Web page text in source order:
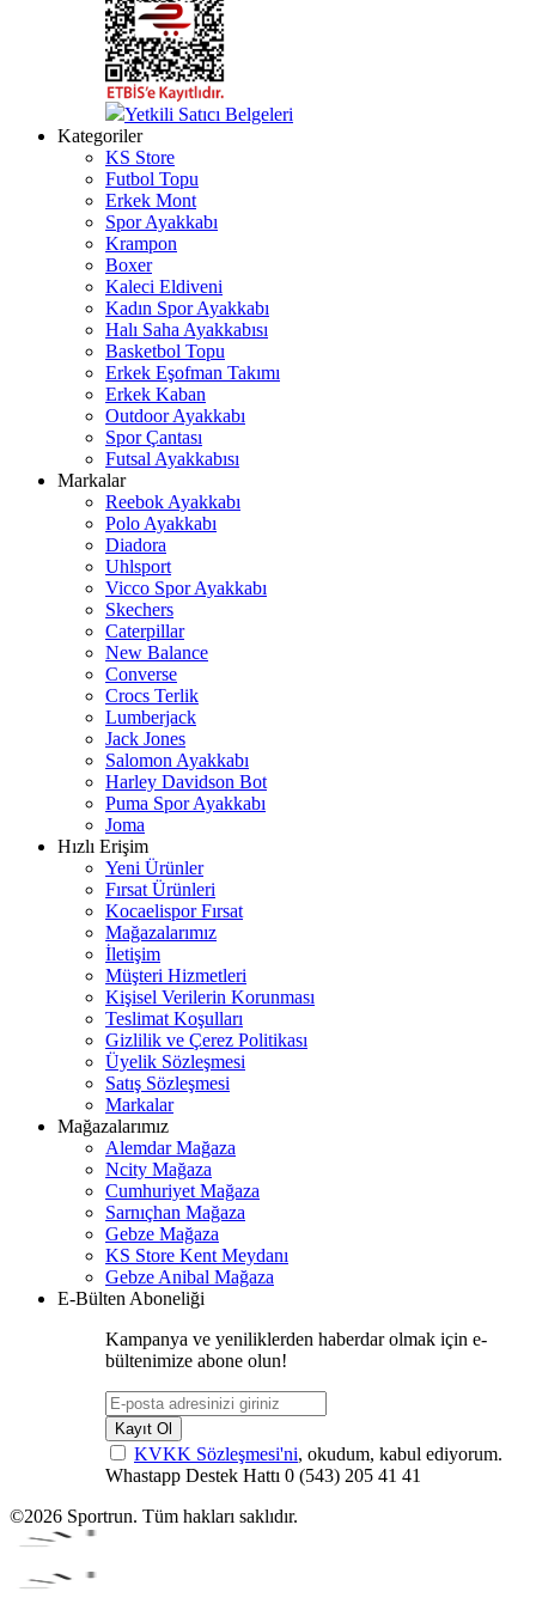
Yetkili Satıcı Belgeleri
Kategoriler
KS Store
Futbol Topu
Erkek Mont
Spor Ayakkabı
Krampon
Boxer
Kaleci Eldiveni
Kadın Spor Ayakkabı
Halı Saha Ayakkabısı
Basketbol Topu
Erkek Eşofman Takımı
Erkek Kaban
Outdoor Ayakkabı
Spor Çantası
Futsal Ayakkabısı
Markalar
Reebok Ayakkabı
Polo Ayakkabı
Diadora
Uhlsport
Vicco Spor Ayakkabı
Skechers
Caterpillar
New Balance
Converse
Crocs Terlik
Lumberjack
Jack Jones
Salomon Ayakkabı
Harley Davidson Bot
Puma Spor Ayakkabı
Joma
Hızlı Erişim
Yeni Ürünler
Fırsat Ürünleri
Kocaelispor Fırsat
Mağazalarımız
İletişim
Müşteri Hizmetleri
Kişisel Verilerin Korunması
Teslimat Koşulları
Gizlilik ve Çerez Politikası
Üyelik Sözleşmesi
Satış Sözleşmesi
Markalar
Mağazalarımız
Alemdar Mağaza
Ncity Mağaza
Cumhuriyet Mağaza
Sarnıçhan Mağaza
Gebze Mağaza
KS Store Kent Meydanı
Gebze Anibal Mağaza
E-Bülten Aboneliği
Kampanya ve yeniliklerden haberdar olmak için e-
bültenimize abone olun!
Kayıt Ol
KVKK Sözleşmesi'ni, okudum, kabul ediyorum.
Whastapp Destek Hattı 0 (543) 205 41 41
©2026 Sportrun. Tüm hakları saklıdır.